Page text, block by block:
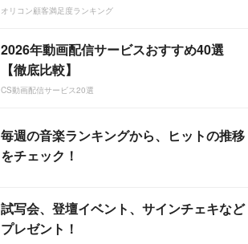
オリコン顧客満足度ランキング
2026年動画配信サービスおすすめ40選
【徹底比較】
CS動画配信サービス20選
毎週の音楽ランキングから、ヒットの推移
をチェック！
試写会、登壇イベント、サインチェキなど
プレゼント！